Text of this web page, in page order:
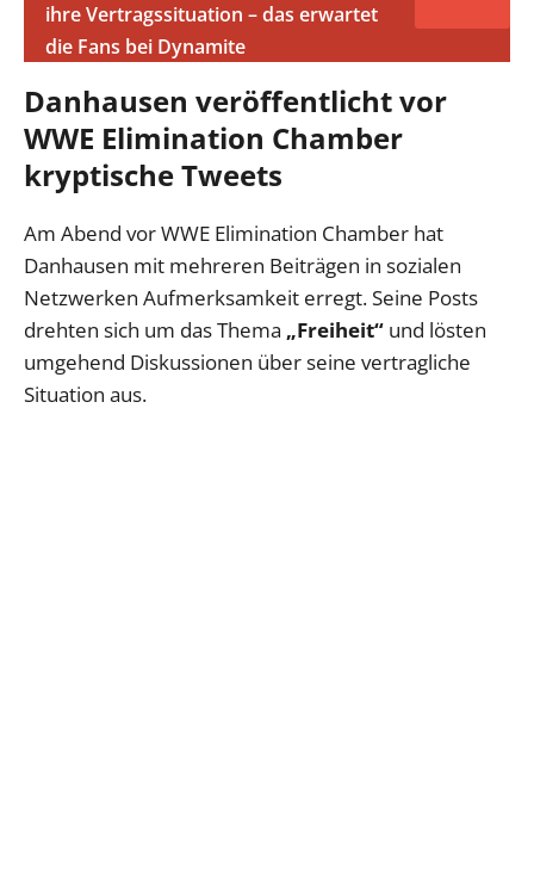
ihre Vertragssituation – das erwartet
die Fans bei Dynamite
Danhausen veröffentlicht vor
WWE Elimination Chamber
kryptische Tweets
Am Abend vor WWE Elimination Chamber hat
Danhausen mit mehreren Beiträgen in sozialen
Netzwerken Aufmerksamkeit erregt. Seine Posts
drehten sich um das Thema „Freiheit“ und lösten
umgehend Diskussionen über seine vertragliche
Situation aus.